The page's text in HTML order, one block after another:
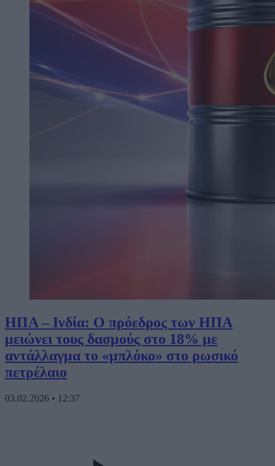
ΗΠΑ – Ινδία: Ο πρόεδρος των ΗΠΑ
μειώνει τους δασμούς στο 18% με
αντάλλαγμα το «μπλόκο» στο ρωσικό
πετρέλαιο
03.02.2026 • 12:37